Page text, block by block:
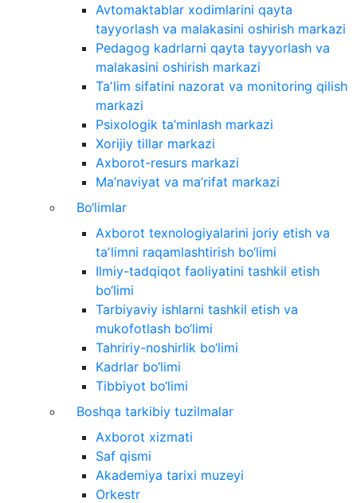
Avtomaktablar xodimlarini qayta
tayyorlash va malakasini oshirish markazi
Pedagog kadrlarni qayta tayyorlash va
malakasini oshirish markazi
Taʼlim sifatini nazorat va monitoring qilish
markazi
Psixologik ta’minlash markazi
Xorijiy tillar markazi
Axborot-resurs markazi
Ma’naviyat va ma’rifat markazi
Bo‘limlar
Axborot texnologiyalarini joriy etish va
taʼlimni raqamlashtirish bo‘limi
Ilmiy-tadqiqot faoliyatini tashkil etish
bo‘limi
Tarbiyaviy ishlarni tashkil etish va
mukofotlash bo‘limi
Tahririy-noshirlik bo‘limi
Kadrlar bo‘limi
Tibbiyot bo‘limi
Boshqa tarkibiy tuzilmalar
Axborot xizmati
Saf qismi
Akademiya tarixi muzeyi
Orkestr